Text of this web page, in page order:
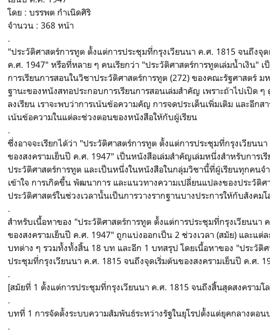
โดย : บรรพต กำเนิดศิริ
จำนวน : 368 หน้า
.
"ประวัติศาสตร์การทูต ตั้งแต่การประชุมที่กรุงเวียนนา ค.ศ. 1815 จนถึงจุ
ค.ศ. 1947" หรือที่หลาย ๆ คนเรียกว่า "ประวัติศาสตร์การทูตเล่มน้ำเงิน"
การเรียนการสอนในวิชาประวัติศาสตร์การทูต (272) ของคณะรัฐศาสตร์ ม
ฐานะของหนังสทอประกอบการเรียนการสอนเล่มสำคัญ เพราะถ้าไปเปิด
ลงเรียน เราจะพบว่าการเน้นข้อความคัญ การจดประเด็นเพิ่มเติม และอีก
เน้นข้อความในแต่ละช่วงตอนของหนังสือให้กับผู้เรียน
.
ซึ่งอาจจะเรียกได้ว่า "ประวัติศาสตร์การทูต ตั้งแต่การประชุมที่กรุงเวียนน
ของสงครามเย็นปี ค.ศ. 1947" เป็นหนังสือเล่มสำคัญเล่มหนึ่งสำหรับการเ
ประวัติศาสตร์การทูต และเป็นหนึ่งในหนังสือในกลุ่มวิชานี้ที่ผู้เรียนทุกคนจ
เข้าใจ การเกิดขึ้น พัฒนาการ และแนวทางความเปลี่ยนแปลงของประวัติ
ประวัติศาสตร์ในช่วงเวลานั้นเป็นการวางรากฐานบางประการให้กับสังคม
.
สำหรับเนื้อหาของ "ประวัติศาสตร์การทูต ตั้งแต่การประชุมที่กรุงเวียนนา
ของสงครามเย็นปี ค.ศ. 1947" ถูกแบ่งออกเป็น 2 ช่วงเวลา (สมัย) และแต่
บทต่าง ๆ รวมทั้งทั้งสิ้น 18 บท และอีก 1 บทสรุป โดยเนื้อหาของ "ประวัติ
ประชุมที่กรุงเวียนนา ค.ศ. 1815 จนถึงจุดเริ่มต้นของสงครามเย็นปี ค.ศ.
.
[สมัยที่ 1 ตั้งแต่การประชุมที่กรุงเวียนนา ค.ศ. 1815 จนถึงสิ้นสุดสงครามโ
.
บทที่ 1 การจัดตั้งระบบความสัมพันธ์ระหว่างรัฐในยุโรปตั้งแต่ยุคกลางตอ
.